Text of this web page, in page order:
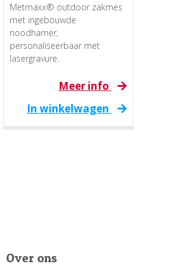
Meer info
In winkelwagen
Metmaxx® outdoor zakmes
met ingebouwde
noodhamer,
personaliseerbaar met
lasergravure.
Over ons